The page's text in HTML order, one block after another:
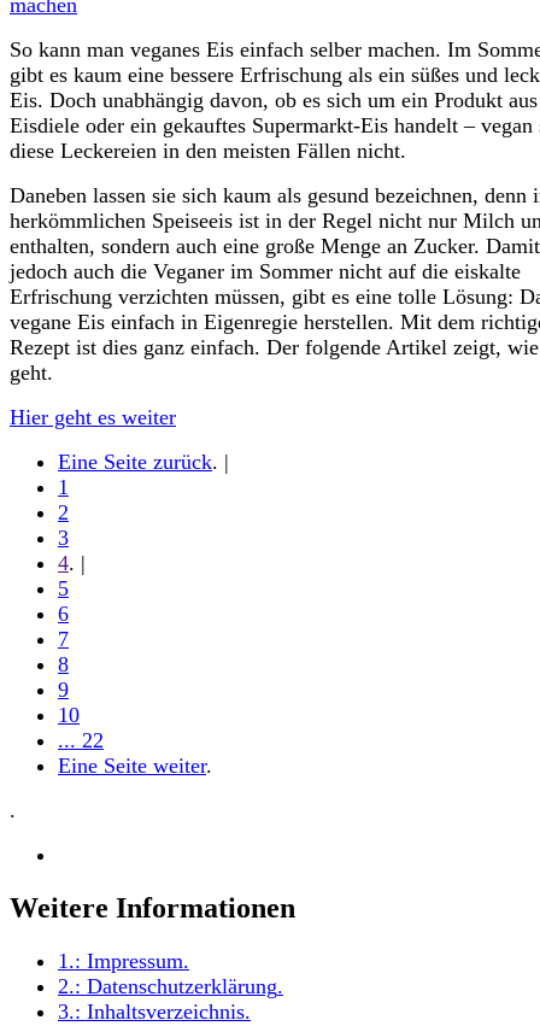
So kann man veganes Eis einfach selber machen. Im
gibt es kaum eine bessere Erfrischung als ein süßes und
Eis. Doch unabhängig davon, ob es sich um ein Produkt
Eisdiele oder ein gekauftes Supermarkt-Eis handelt – vegan
diese Leckereien in den meisten Fällen nicht.
Daneben lassen sie sich kaum als gesund bezeichnen, denn
herkömmlichen Speiseeis ist in der Regel nicht nur Milch
enthalten, sondern auch eine große Menge an Zucker. Damit
jedoch auch die Veganer im Sommer nicht auf die eiskalte
Erfrischung verzichten müssen, gibt es eine tolle Lösung:
vegane Eis einfach in Eigenregie herstellen. Mit dem
Rezept ist dies ganz einfach. Der folgende Artikel zeigt,
geht.
Hier geht es weiter
Eine Seite zurück. |
1
2
3
4. |
5
6
7
8
9
10
... 22
Eine Seite weiter.
.
Weitere Informationen
1.: Impressum.
2.: Datenschutzerklärung.
3.: Inhaltsverzeichnis.